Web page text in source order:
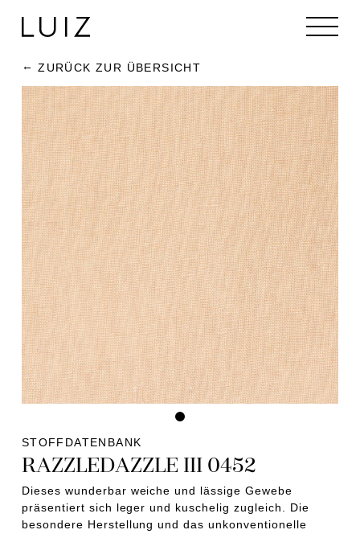
ZURÜCK ZUR ÜBERSICHT
STOFFDATENBANK
RAZZLEDAZZLE III 0452
Dieses wunderbar weiche und lässige Gewebe
präsentiert sich leger und kuschelig zugleich. Die
besondere Herstellung und das unkonventionelle